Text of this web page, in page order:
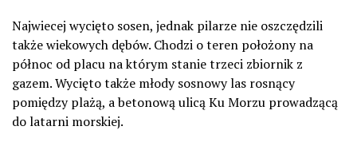
Najwiecej wycięto sosen, jednak pilarze nie oszczędzili
także wiekowych dębów. Chodzi o teren położony na
północ od placu na którym stanie trzeci zbiornik z
gazem. Wycięto także młody sosnowy las rosnący
pomiędzy plażą, a betonową ulicą Ku Morzu prowadzącą
do latarni morskiej.